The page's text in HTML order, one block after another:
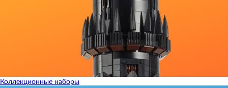
Коллекционные наборы